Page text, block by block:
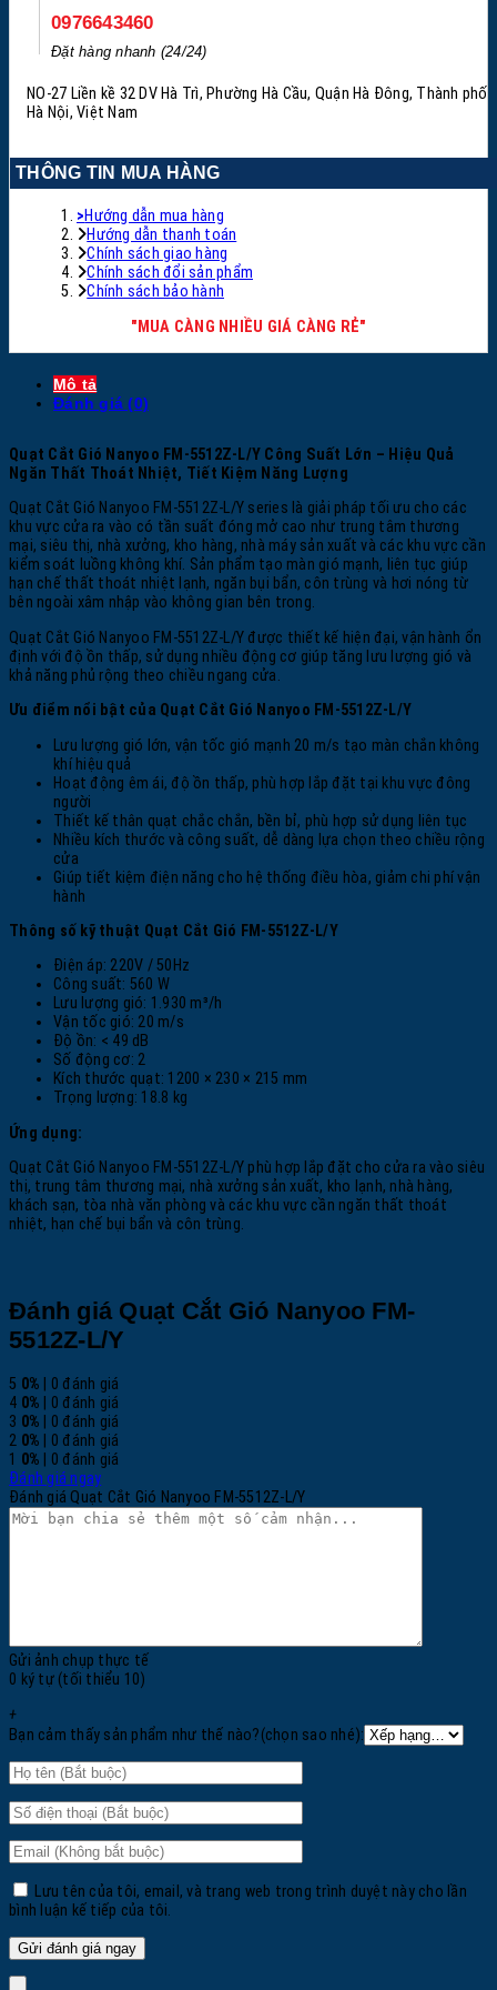
0976643460
Đặt hàng nhanh (24/24)
NO-27 Liền kề 32 DV Hà Trì, Phường Hà Cầu, Quận Hà Đông, Thành phố
Hà Nội, Việt Nam
THÔNG TIN MUA HÀNG
>Hướng dẫn mua hàng
Hướng dẫn thanh toán
Chính sách giao hàng
Chính sách đổi sản phẩm
Chính sách bảo hành
"MUA CÀNG NHIỀU GIÁ CÀNG RẺ"
Mô tả
Đánh giá (0)
Quạt Cắt Gió Nanyoo FM-5512Z-L/Y Công Suất Lớn – Hiệu Quả
Ngăn Thất Thoát Nhiệt, Tiết Kiệm Năng Lượng
Quạt Cắt Gió Nanyoo FM-5512Z-L/Y series là giải pháp tối ưu cho các
khu vực cửa ra vào có tần suất đóng mở cao như trung tâm thương
mại, siêu thị, nhà xưởng, kho hàng, nhà máy sản xuất và các khu vực cần
kiểm soát luồng không khí. Sản phẩm tạo màn gió mạnh, liên tục giúp
hạn chế thất thoát nhiệt lạnh, ngăn bụi bẩn, côn trùng và hơi nóng từ
bên ngoài xâm nhập vào không gian bên trong.
Quạt Cắt Gió Nanyoo FM-5512Z-L/Y được thiết kế hiện đại, vận hành ổn
định với độ ồn thấp, sử dụng nhiều động cơ giúp tăng lưu lượng gió và
khả năng phủ rộng theo chiều ngang cửa.
Ưu điểm nổi bật của Quạt Cắt Gió Nanyoo FM-5512Z-L/Y
Lưu lượng gió lớn, vận tốc gió mạnh 20 m/s tạo màn chắn không
khí hiệu quả
Hoạt động êm ái, độ ồn thấp, phù hợp lắp đặt tại khu vực đông
người
Thiết kế thân quạt chắc chắn, bền bỉ, phù hợp sử dụng liên tục
Nhiều kích thước và công suất, dễ dàng lựa chọn theo chiều rộng
cửa
Giúp tiết kiệm điện năng cho hệ thống điều hòa, giảm chi phí vận
hành
Thông số kỹ thuật Quạt Cắt Gió FM-5512Z-L/Y
Điện áp: 220V / 50Hz
Công suất: 560 W
Lưu lượng gió: 1.930 m³/h
Vận tốc gió: 20 m/s
Độ ồn: < 49 dB
Số động cơ: 2
Kích thước quạt: 1200 × 230 × 215 mm
Trọng lượng: 18.8 kg
Ứng dụng:
Quạt Cắt Gió Nanyoo FM-5512Z-L/Y phù hợp lắp đặt cho cửa ra vào siêu
thị, trung tâm thương mại, nhà xưởng sản xuất, kho lạnh, nhà hàng,
khách sạn, tòa nhà văn phòng và các khu vực cần ngăn thất thoát
nhiệt, hạn chế bụi bẩn và côn trùng.
Đánh giá Quạt Cắt Gió Nanyoo FM-
5512Z-L/Y
5 0% | 0 đánh giá
4 0% | 0 đánh giá
3 0% | 0 đánh giá
2 0% | 0 đánh giá
1 0% | 0 đánh giá
Đánh giá ngay
Đánh giá Quạt Cắt Gió Nanyoo FM-5512Z-L/Y
Gửi ảnh chụp thực tế
0 ký tự (tối thiểu 10)
+
Bạn cảm thấy sản phẩm như thế nào?(chọn sao nhé):
Lưu tên của tôi, email, và trang web trong trình duyệt này cho lần
bình luận kế tiếp của tôi.